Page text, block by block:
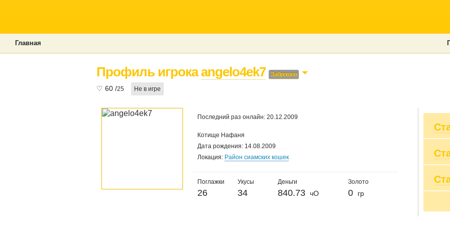
Главная
Профиль игрокаangelo4ek7 Заброшен
♡ 60 /25 Не в игре
Последний раз онлайн: 20.12.2009
Котище Нафаня
Дата рождения: 14.08.2009
Локация: Район сиамских кошек
Поглажки
26
Укусы
34
Деньги
840.73 чО
Золото
0 гр